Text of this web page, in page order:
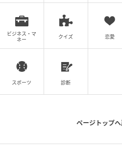
クもこのタンブラーに入れる
なります。
SNS映えも抜群なので、人気
た。
今回はダイソーの『ドリンク
ないサイズ感。そのため、洗
ビジネス・マ
ネー
クイズ 恋愛
スポーツ 診断
ページトップ